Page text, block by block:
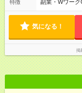
なります ※早く終
OK！ ☆現場が
「日勤＋夜勤
特徴 副業・Wワー
気になる！
掲